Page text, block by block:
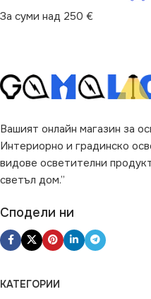
За суми над 250 €
Вашият онлайн магазин за
Интериорно и градинско
видове осветителни
светъл дом.”
Сподели ни
КАТЕГОРИИ